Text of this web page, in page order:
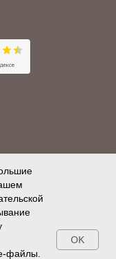
файлы.
OK
консультация